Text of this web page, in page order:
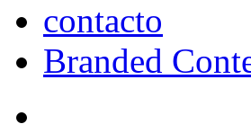
contacto
Branded